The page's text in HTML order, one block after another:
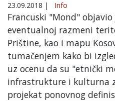
23.09.2018 | Info
Francuski "Mond"
eventualnoj razmeni
Prištine, kao i mapu
tumačenjem kako bi
uz ocenu da su "etnički
infrastrukture i kulturna
projekat ponovnog